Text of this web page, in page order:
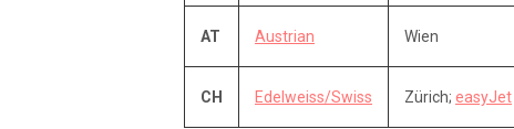
AT Austrian Wien
CH Edelweiss/Swiss Zürich; easyJet